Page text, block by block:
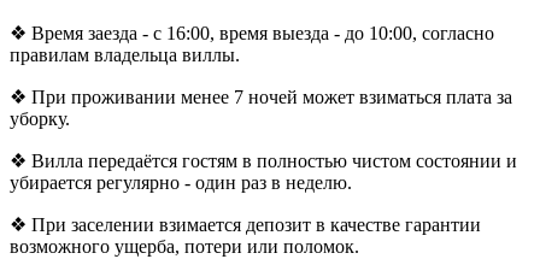
❖ Время заезда - с 16:00, время выезда - до 10:00, согласно
правилам владельца виллы.
❖ При проживании менее 7 ночей может взиматься плата за
уборку.
❖ Вилла передаётся гостям в полностью чистом состоянии и
убирается регулярно - один раз в неделю.
❖ При заселении взимается депозит в качестве гарантии
возможного ущерба, потери или поломок.